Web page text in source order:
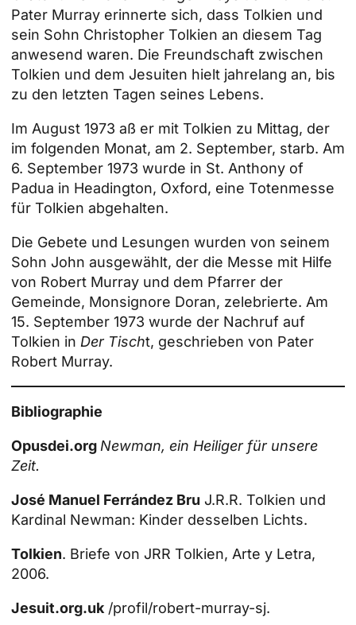
Pater Murray erinnerte sich, dass Tolkien und
sein Sohn Christopher Tolkien an diesem Tag
anwesend waren. Die Freundschaft zwischen
Tolkien und dem Jesuiten hielt jahrelang an, bis
zu den letzten Tagen seines Lebens.
Im August 1973 aß er mit Tolkien zu Mittag, der
im folgenden Monat, am 2. September, starb. Am
6. September 1973 wurde in St. Anthony of
Padua in Headington, Oxford, eine Totenmesse
für Tolkien abgehalten.
Die Gebete und Lesungen wurden von seinem
Sohn John ausgewählt, der die Messe mit Hilfe
von Robert Murray und dem Pfarrer der
Gemeinde, Monsignore Doran, zelebrierte. Am
15. September 1973 wurde der Nachruf auf
Tolkien in Der Tischt, geschrieben von Pater
Robert Murray.
Bibliographie
Opusdei.orgNewman, ein Heiliger für unsere
Zeit.
José Manuel Ferrández Bru J.R.R. Tolkien und
Kardinal Newman: Kinder desselben Lichts.
Tolkien. Briefe von JRR Tolkien, Arte y Letra,
2006.
Jesuit.org.uk /profil/robert-murray-sj.